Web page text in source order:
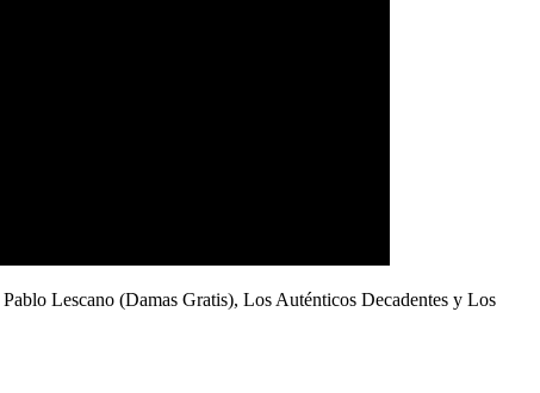
Pablo Lescano (Damas Gratis), Los Auténticos Decadentes y Los